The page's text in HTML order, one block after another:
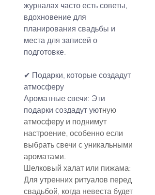
журналах часто есть советы,
вдохновение для
планирования свадьбы и
места для записей о
подготовке.
✔ Подарки, которые создадут
атмосферу
Ароматные свечи: Эти
подарки создадут уютную
атмосферу и поднимут
настроение, особенно если
выбрать свечи с уникальными
ароматами.
Шелковый халат или пижама:
Для утренних ритуалов перед
свадьбой, когда невеста будет